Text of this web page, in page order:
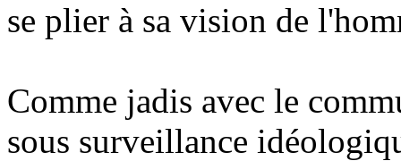
se plier à sa vision de
Comme jadis avec le
sous surveillance